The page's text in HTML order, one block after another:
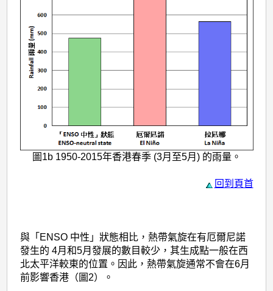
圖1b 1950-2015年香港春季 (3月至5月) 的雨量。
回到頁首
與「ENSO 中性」狀態相比，熱帶氣旋在有厄爾尼諾
發生的 4月和5月發展的數目較少，其生成點一般在西
北太平洋較東的位置。因此，熱帶氣旋通常不會在6月
前影響香港（圖2）。